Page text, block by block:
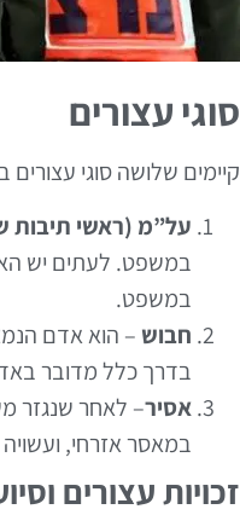
סוגי עצורים
קיימים שלושה סוגי עצורים
על”מ (ראשי
במשפט. לעתים יש
במשפט.
חבוש – הוא אדם
בדרך כלל מדובר
אסיר– לאחר שנגזר
במאסר אזרחי,
זכויות עצורים